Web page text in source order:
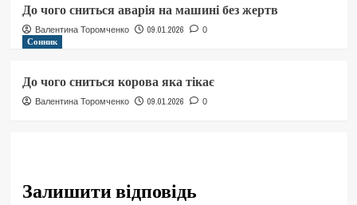
До чого сниться аварія на машині без жертв
Валентина Торомченко 09.01.2026 0
Сонник
До чого сниться корова яка тікає
Валентина Торомченко 09.01.2026 0
Залишити відповідь